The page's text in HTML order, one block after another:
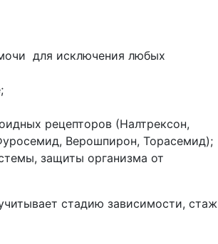
для исключения любых
рецепторов (Налтрексон,
Верошпирон, Торасемид);
защиты организма от
стадию зависимости, стаж